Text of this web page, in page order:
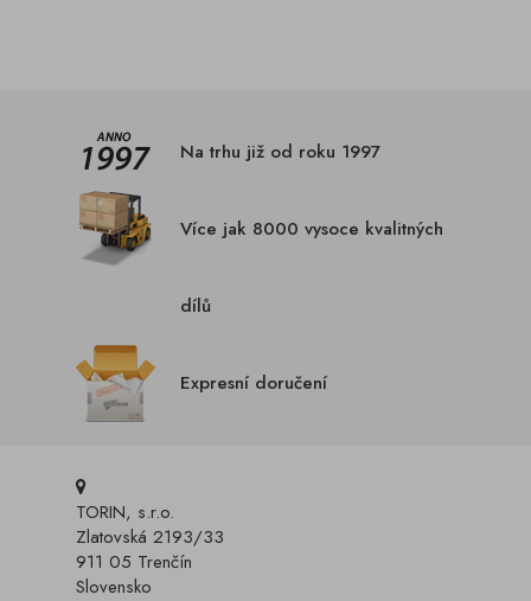
Na trhu již od roku 1997
Více jak 8000 vysoce kvalitných
dílů
Expresní doručení
TORIN, s.r.o.
Zlatovská 2193/33
911 05 Trenčín
Slovensko